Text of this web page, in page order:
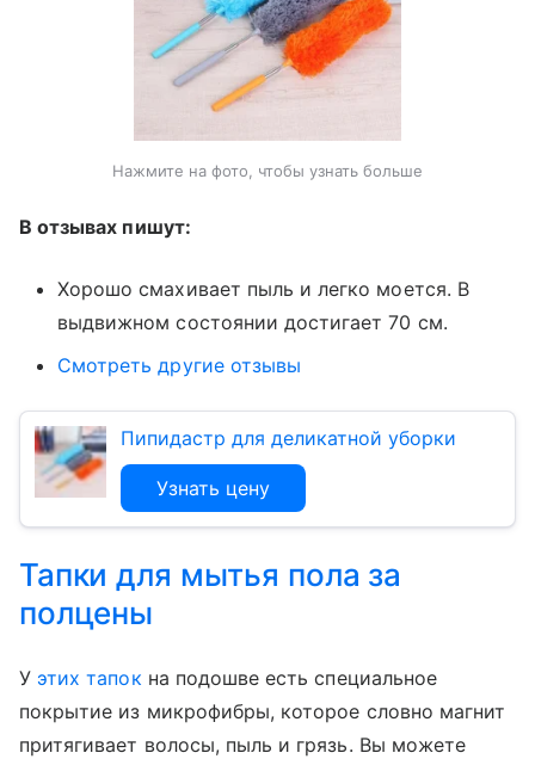
Нажмите на фото, чтобы узнать больше
В отзывах пишут:
Хорошо смахивает пыль и легко моется. В
выдвижном состоянии достигает 70 см.
Смотреть другие отзывы
Пипидастр для деликатной уборки
Узнать цену
Тапки для мытья пола за
полцены
У этих тапок на подошве есть специальное
покрытие из микрофибры, которое словно магнит
притягивает волосы, пыль и грязь. Вы можете